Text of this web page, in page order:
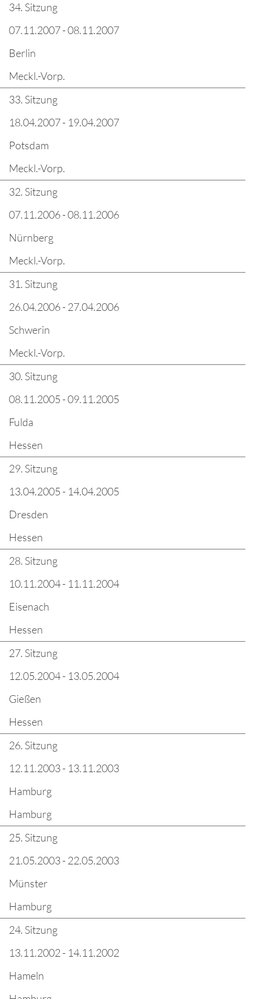
34. Sitzung
07.11.2007 - 08.11.2007
Berlin
Meckl.-Vorp.
33. Sitzung
18.04.2007 - 19.04.2007
Potsdam
Meckl.-Vorp.
32. Sitzung
07.11.2006 - 08.11.2006
Nürnberg
Meckl.-Vorp.
31. Sitzung
26.04.2006 - 27.04.2006
Schwerin
Meckl.-Vorp.
30. Sitzung
08.11.2005 - 09.11.2005
Fulda
Hessen
29. Sitzung
13.04.2005 - 14.04.2005
Dresden
Hessen
28. Sitzung
10.11.2004 - 11.11.2004
Eisenach
Hessen
27. Sitzung
12.05.2004 - 13.05.2004
Gießen
Hessen
26. Sitzung
12.11.2003 - 13.11.2003
Hamburg
Hamburg
25. Sitzung
21.05.2003 - 22.05.2003
Münster
Hamburg
24. Sitzung
13.11.2002 - 14.11.2002
Hameln